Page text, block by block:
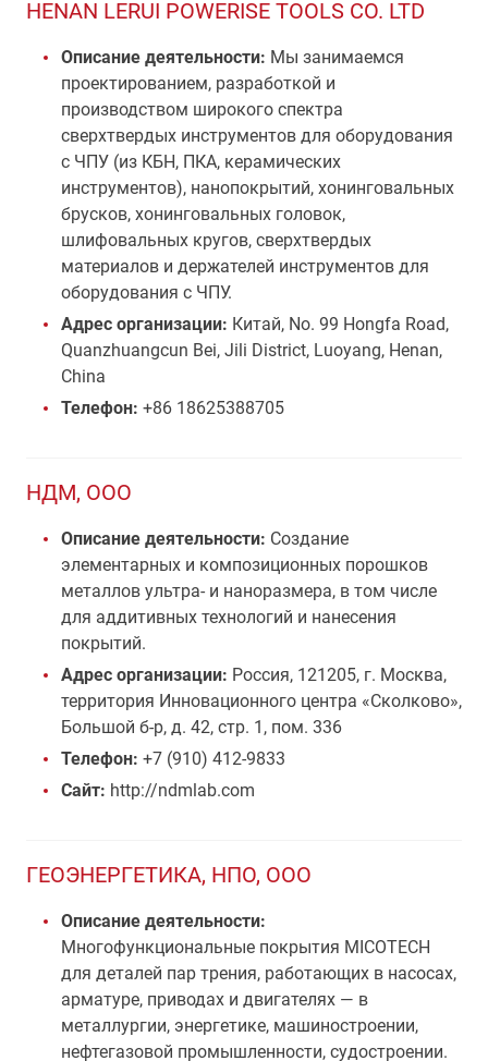
HENAN LERUI POWERISE TOOLS CO. LTD
Описание деятельности: Мы занимаемся
проектированием, разработкой и
производством широкого спектра
сверхтвердых инструментов для оборудования
с ЧПУ (из КБН, ПКА, керамических
инструментов), нанопокрытий, хонинговальных
брусков, хонинговальных головок,
шлифовальных кругов, сверхтвердых
материалов и держателей инструментов для
оборудования с ЧПУ.
Адрес организации: Китай, No. 99 Hongfa Road,
Quanzhuangcun Bei, Jili District, Luoyang, Henan,
China
Телефон: +86 18625388705
НДМ, ООО
Описание деятельности: Создание
элементарных и композиционных порошков
металлов ультра- и наноразмера, в том числе
для аддитивных технологий и нанесения
покрытий.
Адрес организации: Россия, 121205, г. Москва,
территория Инновационного центра «Сколково»,
Большой б-р, д. 42, стр. 1, пом. 336
Телефон: +7 (910) 412-9833
Сайт: http://ndmlab.com
ГЕОЭНЕРГЕТИКА, НПО, ООО
Описание деятельности:
Многофункциональные покрытия MICOTECH
для деталей пар трения, работающих в насосах,
арматуре, приводах и двигателях — в
металлургии, энергетике, машиностроении,
нефтегазовой промышленности, судостроении.